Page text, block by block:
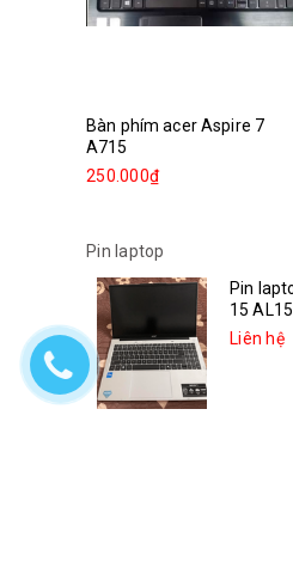
Bàn phím acer Aspire 7
A715
250.000₫
Pin laptop
Pin
15 AL15
Liên hệ